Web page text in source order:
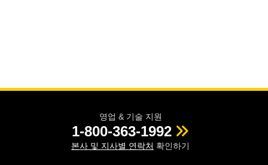
영업 & 기술 지원
1-800-363-1992
본사 및 지사별 연락처 확인하기